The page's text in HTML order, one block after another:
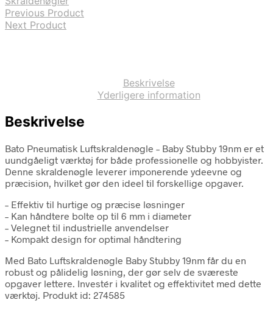
Previous Product
Next Product
Beskrivelse
Yderligere information
Beskrivelse
Bato Pneumatisk Luftskraldenøgle – Baby Stubby 19nm er et
uundgåeligt værktøj for både professionelle og hobbyister.
Denne skraldenøgle leverer imponerende ydeevne og
præcision, hvilket gør den ideel til forskellige opgaver.
– Effektiv til hurtige og præcise løsninger
– Kan håndtere bolte op til 6 mm i diameter
– Velegnet til industrielle anvendelser
– Kompakt design for optimal håndtering
Med Bato Luftskraldenøgle Baby Stubby 19nm får du en
robust og pålidelig løsning, der gør selv de sværeste
opgaver lettere. Investér i kvalitet og effektivitet med dette
værktøj. Produkt id: 274585